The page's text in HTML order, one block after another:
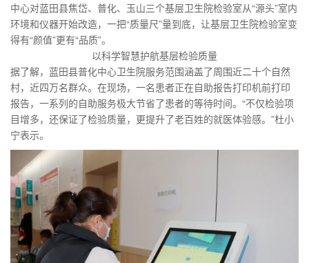
中心对蓝田县焦岱、普化、玉山三个基层卫生院检验室从“源头”室内
环境和仪器开始改造，一把“质量尺”量到底，让基层卫生院检验室变
得有“颜值”更有“品质”。
以科学智慧护航基层检验质量
据了解，蓝田县普化中心卫生院服务范围涵盖了周围近二十个自然
村，近四万名群众。在现场，一名患者正在自助报告打印机前打印
报告，一系列的自助服务极大节省了患者的等待时间。“不仅检验项
目增多，还保证了检验质量，更提升了老百姓的就医体验感。”杜小
宁表示。